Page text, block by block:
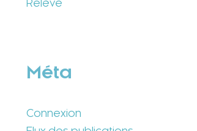
Relève
Méta
Connexion